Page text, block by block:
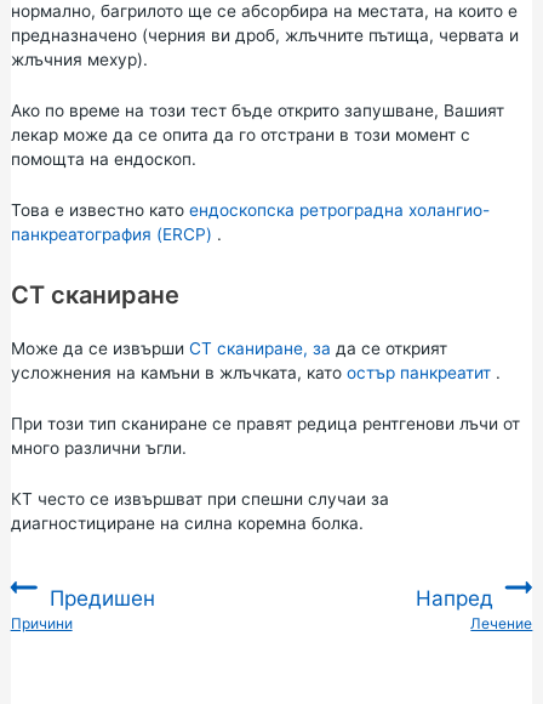
нормално, багрилото ще се абсорбира на местата, на които е
предназначено (черния ви дроб, жлъчните пътища, червата и
жлъчния мехур).
Ако по време на този тест бъде открито запушване, Вашият
лекар може да се опита да го отстрани в този момент с
помощта на ендоскоп.
Това е известно като ендоскопска ретроградна холангио-
панкреатография (ERCP) .
CT сканиране
Може да се извърши CT сканиране, за да се открият
усложнения на камъни в жлъчката, като остър панкреатит.
При този тип сканиране се правят редица рентгенови лъчи от
много различни ъгли.
КТ често се извършват при спешни случаи за
диагностициране на силна коремна болка.
Предишен
:Причини
Напред
Лечение